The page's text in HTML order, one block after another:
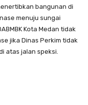
bangunan di
menuju sungai
Kota Medan tidak
jika Dinas Perkim tidak
atas jalan speksi.